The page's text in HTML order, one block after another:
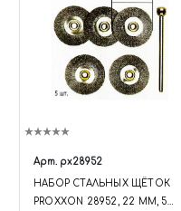
Арт. px28952
НАБОР СТАЛЬНЫХ ЩЁТОК
PROXXON 28952, 22 ММ, 5